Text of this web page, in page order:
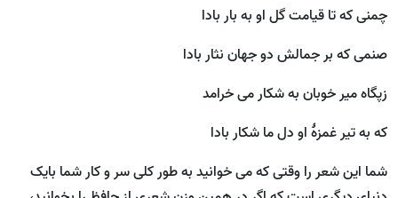
چمنی که تا قیامت گل او به بار بادا
صنمی که بر جمالش دو جهان نثار بادا
زپگاه میر خوبان به شکار می خرامد
که به تیر غمزۀ او دل ما شکار بادا
شما این شعر را وقتی که می خوانید به طور کلی سر و کار شما بایک